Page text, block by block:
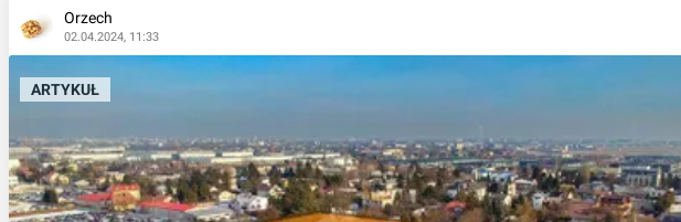
Orzech
02.04.2024, 11:33
ARTYKUŁ